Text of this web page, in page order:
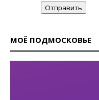
Отправить
МОЁ ПОДМОСКОВЬЕ